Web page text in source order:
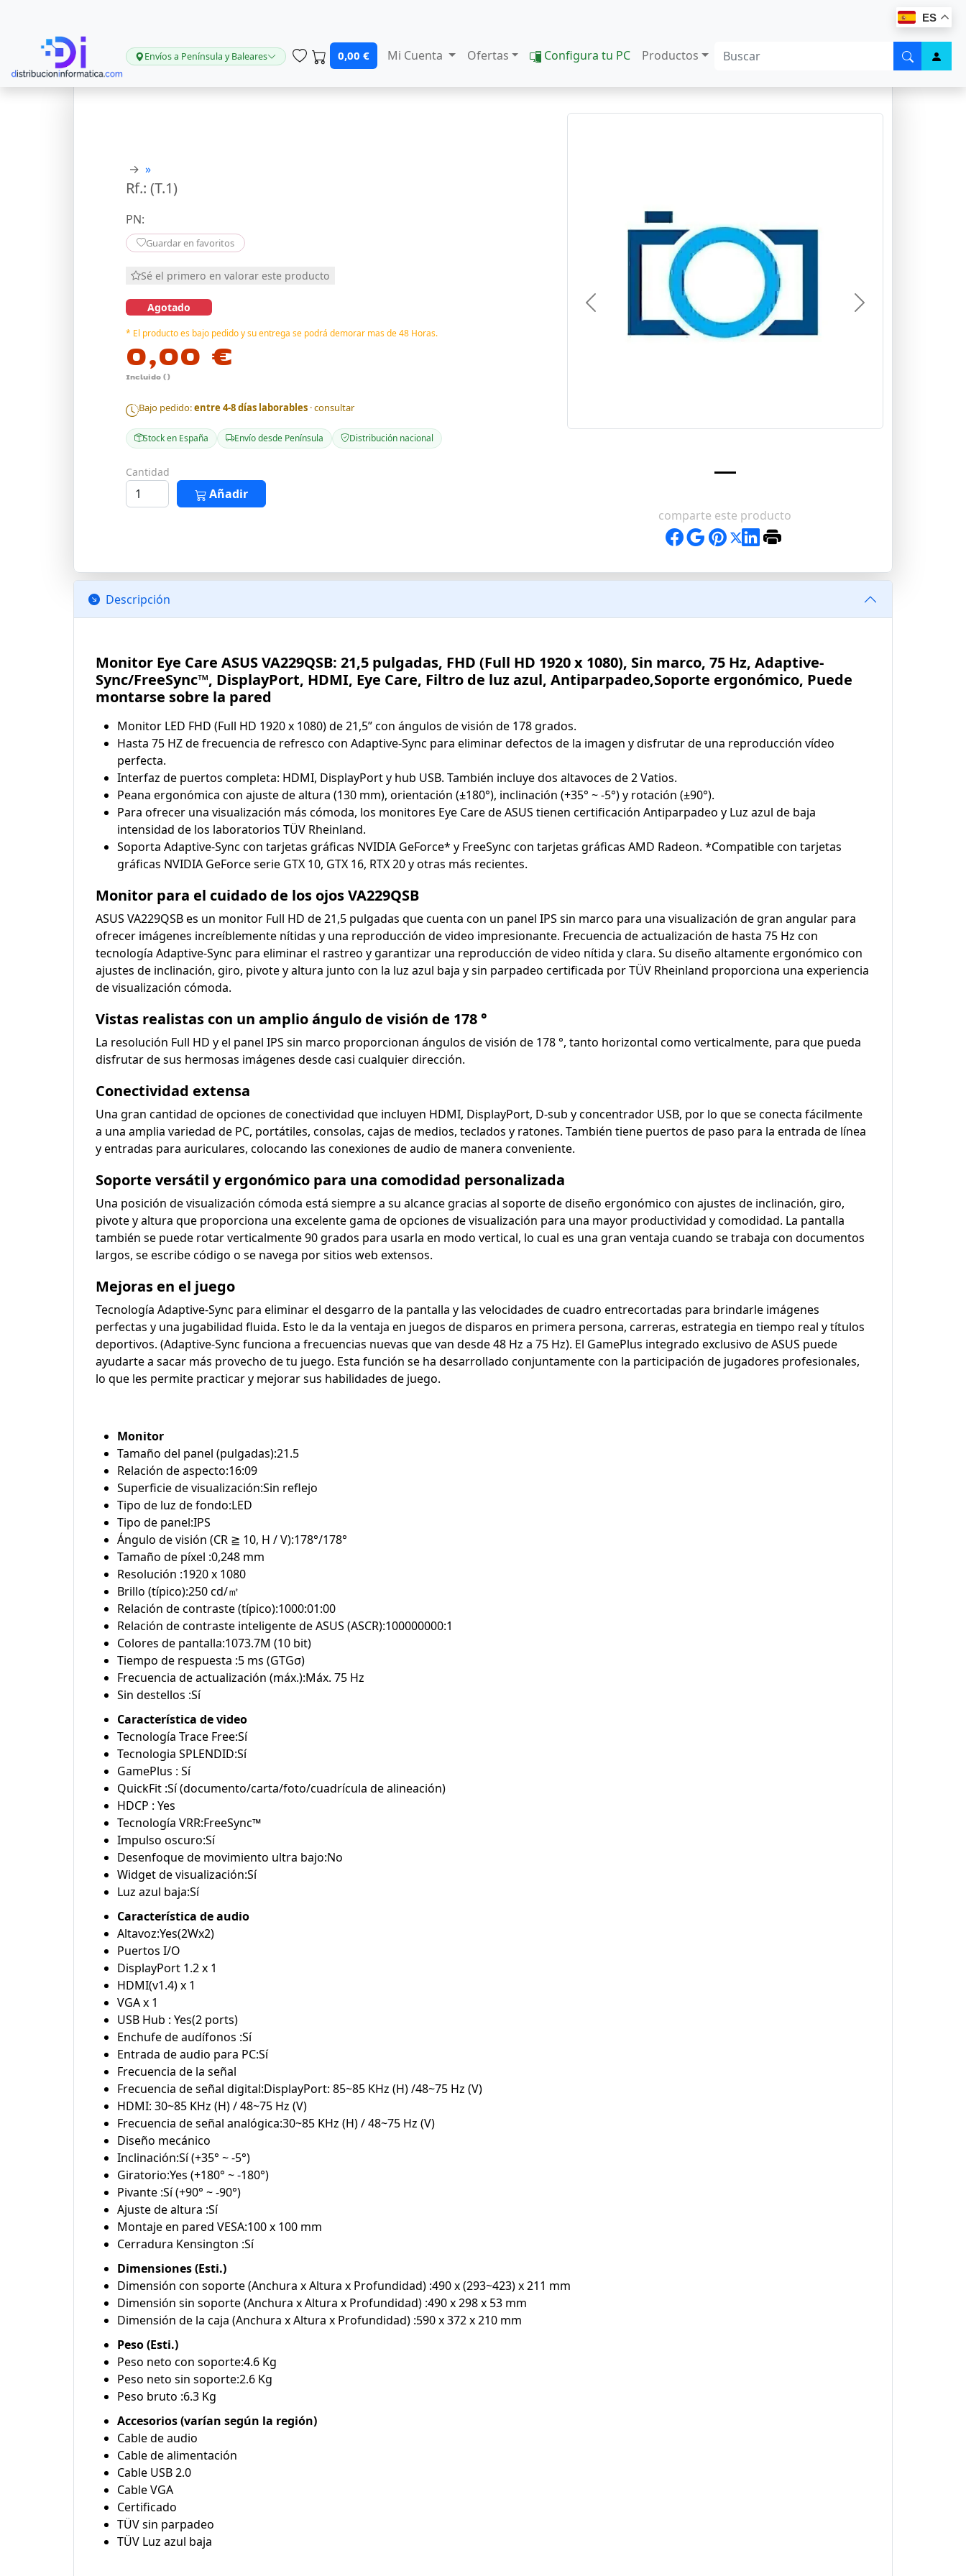
ES
Envíos a Península y Baleares 0,00 € Mi Cuenta Ofertas Configura tu PC Productos
→ »
Rf.: (T.1)
PN:
Guardar en favoritos
Sé el primero en valorar este producto
Agotado
* El producto es bajo pedido y su entrega se podrá demorar mas de 48 Horas.
0,00 €
Incluido ()
Bajo pedido:entre 4-8 días laborables · consultar
Stock en España Envío desde Península Distribución nacional
Cantidad
Añadir
Previous Next
comparte este producto
Descripción
Monitor Eye Care ASUS VA229QSB: 21,5 pulgadas, FHD (Full HD 1920 x 1080), Sin marco, 75 Hz, Adaptive-
Sync/FreeSync™, DisplayPort, HDMI, Eye Care, Filtro de luz azul, Antiparpadeo,Soporte ergonómico, Puede
montarse sobre la pared
Monitor LED FHD (Full HD 1920 x 1080) de 21,5” con ángulos de visión de 178 grados.
Hasta 75 HZ de frecuencia de refresco con Adaptive-Sync para eliminar defectos de la imagen y disfrutar de una reproducción vídeo
perfecta.
Interfaz de puertos completa: HDMI, DisplayPort y hub USB. También incluye dos altavoces de 2 Vatios.
Peana ergonómica con ajuste de altura (130 mm), orientación (±180°), inclinación (+35° ~ -5°) y rotación (±90°).
Para ofrecer una visualización más cómoda, los monitores Eye Care de ASUS tienen certificación Antiparpadeo y Luz azul de baja
intensidad de los laboratorios TÜV Rheinland.
Soporta Adaptive-Sync con tarjetas gráficas NVIDIA GeForce* y FreeSync con tarjetas gráficas AMD Radeon. *Compatible con tarjetas
gráficas NVIDIA GeForce serie GTX 10, GTX 16, RTX 20 y otras más recientes.
Monitor para el cuidado de los ojos VA229QSB
ASUS VA229QSB es un monitor Full HD de 21,5 pulgadas que cuenta con un panel IPS sin marco para una visualización de gran angular para
ofrecer imágenes increíblemente nítidas y una reproducción de video impresionante. Frecuencia de actualización de hasta 75 Hz con
tecnología Adaptive-Sync para eliminar el rastreo y garantizar una reproducción de video nítida y clara. Su diseño altamente ergonómico con
ajustes de inclinación, giro, pivote y altura junto con la luz azul baja y sin parpadeo certificada por TÜV Rheinland proporciona una experiencia
de visualización cómoda.
Vistas realistas con un amplio ángulo de visión de 178 °
La resolución Full HD y el panel IPS sin marco proporcionan ángulos de visión de 178 °, tanto horizontal como verticalmente, para que pueda
disfrutar de sus hermosas imágenes desde casi cualquier dirección.
Conectividad extensa
Una gran cantidad de opciones de conectividad que incluyen HDMI, DisplayPort, D-sub y concentrador USB, por lo que se conecta fácilmente
a una amplia variedad de PC, portátiles, consolas, cajas de medios, teclados y ratones. También tiene puertos de paso para la entrada de línea
y entradas para auriculares, colocando las conexiones de audio de manera conveniente.
Soporte versátil y ergonómico para una comodidad personalizada
Una posición de visualización cómoda está siempre a su alcance gracias al soporte de diseño ergonómico con ajustes de inclinación, giro,
pivote y altura que proporciona una excelente gama de opciones de visualización para una mayor productividad y comodidad. La pantalla
también se puede rotar verticalmente 90 grados para usarla en modo vertical, lo cual es una gran ventaja cuando se trabaja con documentos
largos, se escribe código o se navega por sitios web extensos.
Mejoras en el juego
Tecnología Adaptive-Sync para eliminar el desgarro de la pantalla y las velocidades de cuadro entrecortadas para brindarle imágenes
perfectas y una jugabilidad fluida. Esto le da la ventaja en juegos de disparos en primera persona, carreras, estrategia en tiempo real y títulos
deportivos. (Adaptive-Sync funciona a frecuencias nuevas que van desde 48 Hz a 75 Hz). El GamePlus integrado exclusivo de ASUS puede
ayudarte a sacar más provecho de tu juego. Esta función se ha desarrollado conjuntamente con la participación de jugadores profesionales,
lo que les permite practicar y mejorar sus habilidades de juego.
Monitor
Tamaño del panel (pulgadas):21.5
Relación de aspecto:16:09
Superficie de visualización:Sin reflejo
Tipo de luz de fondo:LED
Tipo de panel:IPS
Ángulo de visión (CR ≧ 10, H / V):178°/178°
Tamaño de píxel :0,248 mm
Resolución :1920 x 1080
Brillo (típico):250 cd/㎡
Relación de contraste (típico):1000:01:00
Relación de contraste inteligente de ASUS (ASCR):100000000:1
Colores de pantalla:1073.7M (10 bit)
Tiempo de respuesta :5 ms (GTGσ)
Frecuencia de actualización (máx.):Máx. 75 Hz
Sin destellos :Sí
Característica de video
Tecnología Trace Free:Sí
Tecnologia SPLENDID:Sí
GamePlus : Sí
QuickFit :Sí (documento/carta/foto/cuadrícula de alineación)
HDCP : Yes
Tecnología VRR:FreeSync™
Impulso oscuro:Sí
Desenfoque de movimiento ultra bajo:No
Widget de visualización:Sí
Luz azul baja:Sí
Característica de audio
Altavoz:Yes(2Wx2)
Puertos I/O
DisplayPort 1.2 x 1
HDMI(v1.4) x 1
VGA x 1
USB Hub : Yes(2 ports)
Enchufe de audífonos :Sí
Entrada de audio para PC:Sí
Frecuencia de la señal
Frecuencia de señal digital:DisplayPort: 85~85 KHz (H) /48~75 Hz (V)
HDMI: 30~85 KHz (H) / 48~75 Hz (V)
Frecuencia de señal analógica:30~85 KHz (H) / 48~75 Hz (V)
Diseño mecánico
Inclinación:Sí (+35° ~ -5°)
Giratorio:Yes (+180° ~ -180°)
Pivante :Sí (+90° ~ -90°)
Ajuste de altura :Sí
Montaje en pared VESA:100 x 100 mm
Cerradura Kensington :Sí
Dimensiones (Esti.)
Dimensión con soporte (Anchura x Altura x Profundidad) :490 x (293~423) x 211 mm
Dimensión sin soporte (Anchura x Altura x Profundidad) :490 x 298 x 53 mm
Dimensión de la caja (Anchura x Altura x Profundidad) :590 x 372 x 210 mm
Peso (Esti.)
Peso neto con soporte:4.6 Kg
Peso neto sin soporte:2.6 Kg
Peso bruto :6.3 Kg
Accesorios (varían según la región)
Cable de audio
Cable de alimentación
Cable USB 2.0
Cable VGA
Certificado
TÜV sin parpadeo
TÜV Luz azul baja